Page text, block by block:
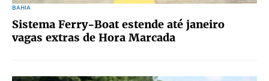
BAHIA
Sistema Ferry-Boat estende até janeiro
vagas extras de Hora Marcada